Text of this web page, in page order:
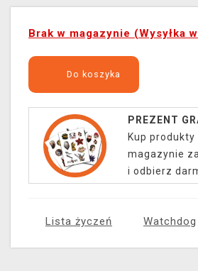
Brak w magazynie (Wysyłka
Do koszyka
PREZENT
Kup
magazynie
i odbierz
Lista życzeń Watchdog